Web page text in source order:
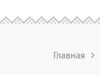
Главная